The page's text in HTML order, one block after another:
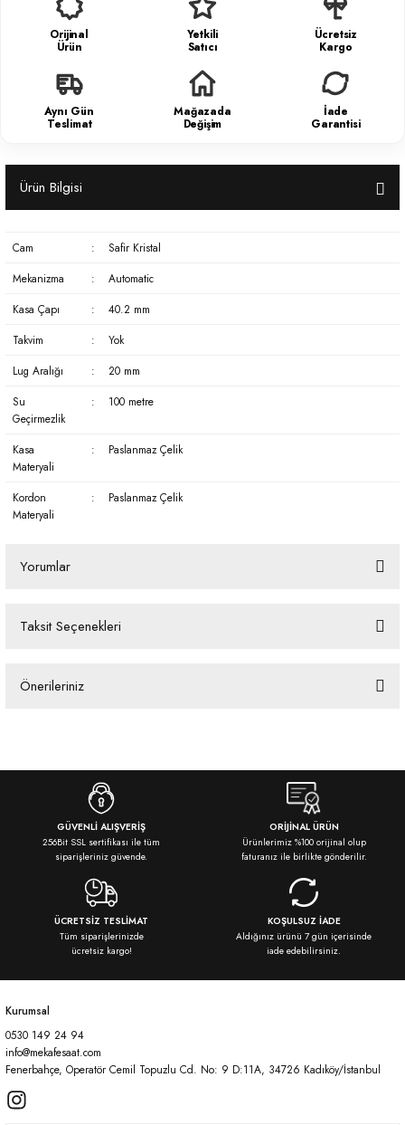
Orijinal
Ürün
Yetkili
Satıcı
Ücretsiz
Kargo
Aynı Gün
Teslimat
Mağazada
Değişim
İade
Garantisi
Ürün Bilgisi
Cam :
Safir Kristal
Mekanizma
:
Automatic
Kasa Çapı
:
40.2 mm
Takvim
:
Yok
Lug Aralığı
:
20 mm
Su
Geçirmezlik
: 100 metre
Kasa
Materyali
: Paslanmaz Çelik
Kordon
Materyali
: Paslanmaz Çelik
Yorumlar
Taksit Seçenekleri
Önerileriniz
Görüş ve önerileriniz için teşekkür ederiz.
Ürün resmi kalitesiz, bozuk veya görüntülenemiyor.
Ürün açıklamasında eksik bilgiler bulunuyor.
Ürün bilgilerinde hatalar bulunuyor.
Ürün fiyatı diğer sitelerden daha pahalı.
Bu ürüne benzer farklı alternatifler olmalı.
GÜVENLİ ALIŞVERİŞ
256Bit SSL sertifikası ile tüm
siparişleriniz güvende.
ORİJİNAL ÜRÜN
Ürünlerimiz %100 orijinal olup
faturanız ile birlikte gönderilir.
ÜCRETSİZ TESLİMAT
Tüm siparişlerinizde
ücretsiz kargo!
KOŞULSUZ İADE
Aldığınız ürünü 7 gün içerisinde
iade edebilirsiniz.
Kurumsal
0530 149 24 94
info@mekafesaat.com
Fenerbahçe, Operatör Cemil Topuzlu Cd. No: 9 D:11A, 34726 Kadıköy/İstanbul